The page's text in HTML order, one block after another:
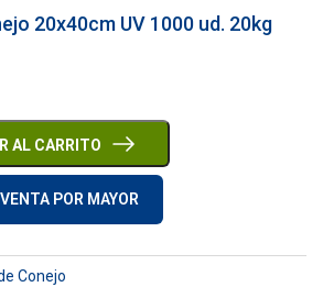
20x40cm UV 1000 ud. 20kg
AL CARRITO
POR MAYOR
Conejo